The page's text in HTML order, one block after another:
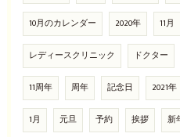
10月のカレンダー 2020年 11月
レディースクリニック ドクター
11周年 周年 記念日 2021年
1月 元旦 予約 挨拶 新